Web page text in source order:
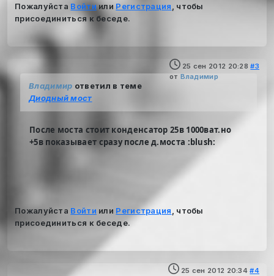
Пожалуйста Войтиили Регистрация
, чтобы
присоединиться к беседе.
25 сен 2012 20:28 #3
от Владимир
Владимир ответил в теме
Диодный мост
После моста стоит конденсатор 25в 1000ват.но
+5в показывает сразу после д.моста :blush:
Пожалуйста Войти или Регистрация
, чтобы
присоединиться к беседе.
25 сен 2012 20:34 #4